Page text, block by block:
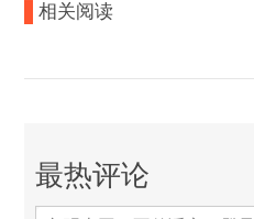
相关阅读
最热评论